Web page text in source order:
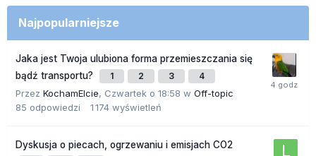
Najpopularniejsze
Jaka jest Twoja ulubiona forma przemieszczania się
bądź transportu?
1 2 3 4
Przez KochamElcie, Czwartek o 18:58 w Off-topic
85 odpowiedzi 1 174 wyświetleń
Dyskusja o piecach, ogrzewaniu i emisjach CO2